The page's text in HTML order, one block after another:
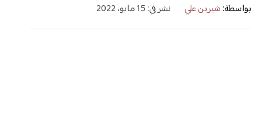
بواسطة:شيرين علي نشر في: 15 مايو، 2022